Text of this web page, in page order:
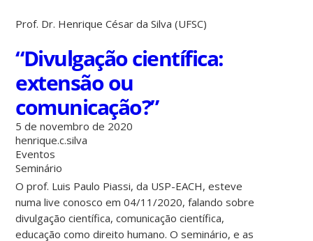
Prof. Dr. Henrique César da Silva (UFSC)
“Divulgação científica:
extensão ou
comunicação?”
5 de novembro de 2020
henrique.c.silva
Eventos
Seminário
O prof. Luis Paulo Piassi, da USP-EACH, esteve
numa live conosco em 04/11/2020, falando sobre
divulgação científica, comunicação científica,
educação como direito humano. O seminário, e as